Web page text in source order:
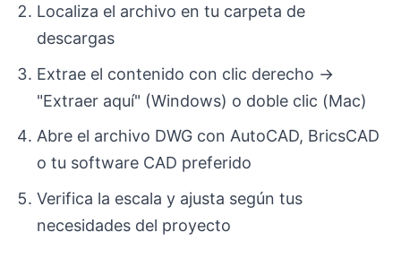
Localiza el archivo en tu carpeta de
descargas
Extrae el contenido con clic derecho →
"Extraer aquí" (Windows) o doble clic (Mac)
Abre el archivo DWG con AutoCAD, BricsCAD
o tu software CAD preferido
Verifica la escala y ajusta según tus
necesidades del proyecto